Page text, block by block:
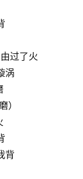
过了火
涡
）
背